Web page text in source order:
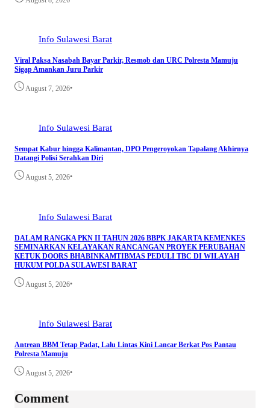
Info Sulawesi Barat
Viral Paksa Nasabah Bayar Parkir, Resmob dan URC Polresta Mamuju
Sigap Amankan Juru Parkir
August 7, 2026•
Info Sulawesi Barat
Sempat Kabur hingga Kalimantan, DPO Pengeroyokan Tapalang Akhirnya
Datangi Polisi Serahkan Diri
August 5, 2026•
Info Sulawesi Barat
DALAM RANGKA PKN II TAHUN 2026 BBPK JAKARTA KEMENKES
SEMINARKAN KELAYAKAN RANCANGAN PROYEK PERUBAHAN
KETUK DOORS BHABINKAMTIBMAS PEDULI TBC DI WILAYAH
HUKUM POLDA SULAWESI BARAT
August 5, 2026•
Info Sulawesi Barat
Antrean BBM Tetap Padat, Lalu Lintas Kini Lancar Berkat Pos Pantau
Polresta Mamuju
August 5, 2026•
Comment